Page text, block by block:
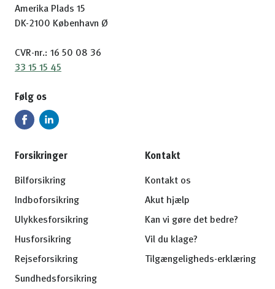
Amerika Plads 15
DK-2100 København Ø
CVR-nr.: 16 50 08 36
33 15 15 45
Følg os
Forsikringer
Bilforsikring
Indboforsikring
Ulykkesforsikring
Husforsikring
Rejseforsikring
Sundhedsforsikring
Kontakt
Kontakt os
Akut hjælp
Kan vi gøre det bedre?
Vil du klage?
Tilgængeligheds-erklæring